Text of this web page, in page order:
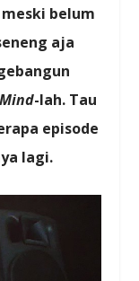
belum
aja
-lah. Tau
episode
lagi.